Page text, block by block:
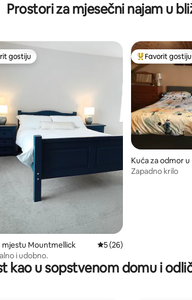
Prostori za mjesečni najam u
od 5, recenzija: 158
gostiju
gostiju
mjestu Mountmellick prosječna ocjena 5 od 5,
5 (26)
i udobno.
Glavni favorit
Favorit gostiju
Kuća za odmor u
nty Meath
Zapadno krilo
kao u sopstvenom domu i